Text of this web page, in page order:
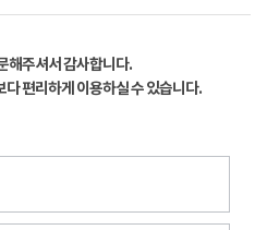
해주셔서 감사합니다.
편리하게 이용하실 수 있습니다.